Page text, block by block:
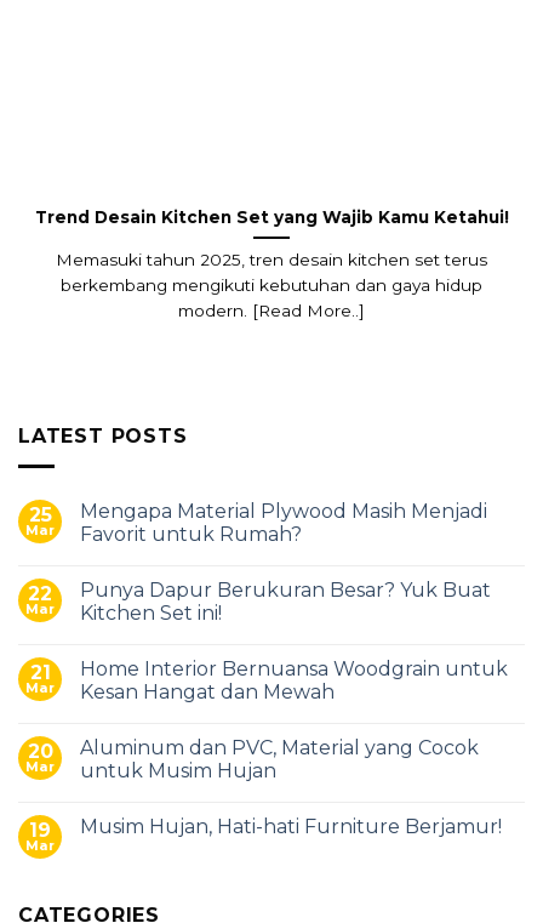
Trend Desain Kitchen Set yang Wajib Kamu Ketahui!
Memasuki tahun 2025, tren desain kitchen set terus
berkembang mengikuti kebutuhan dan gaya hidup
modern. [Read More..]
LATEST POSTS
25
Mar
Mengapa Material Plywood Masih Menjadi
Favorit untuk Rumah?
22
Mar
Punya Dapur Berukuran Besar? Yuk Buat
Kitchen Set ini!
21
Mar
Home Interior Bernuansa Woodgrain untuk
Kesan Hangat dan Mewah
20
Mar
Aluminum dan PVC, Material yang Cocok
untuk Musim Hujan
19
Mar
Musim Hujan, Hati-hati Furniture Berjamur!
CATEGORIES